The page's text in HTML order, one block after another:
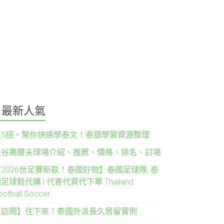
最新人氣
招，幫你快速學泰文！泰語學習資源整理
高爾夫球場介紹、推薦、價格、排名、訂場
2026世足賽新款！泰國好物】泰國足球隊, 泰
足球鞋代購 | 代寄代買代下單 Thailand
Soccer
訪問】住下來！泰國外派長久居留實例